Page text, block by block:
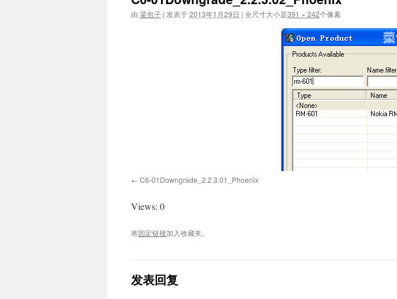
由 菜包子 | 发表于2013年1月29日 | 全尺寸大小是391 × 242个像素
C6-01Downgrade_2.2.3.01_Phoenix
Views: 0
将固定链接加入收藏夹。
发表回复